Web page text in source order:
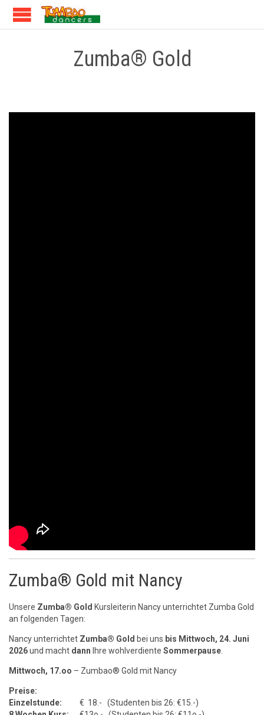
Zumba® Gold
Zumba® Gold mit Nancy
Unsere Zumba® Gold Kursleiterin Nancy unterrichtet Zumba Gold
an folgenden Tagen:
Nancy unterrichtet Zumba® Gold bei uns bis Mittwoch, 24. Juni
2026und macht dann Ihre wohlverdiente Sommerpause.
Mittwoch, 17.oo – Zumbao® Gold mit Nancy
Preise:
Einzelstunde: € 18.- (Studenten bis 26: €15.-)